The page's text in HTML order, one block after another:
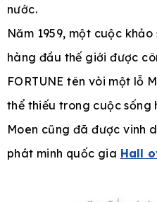
nước.
Năm 1959, một cuộc
hàng đầu thế giới được
FORTUNE tên vòi một lỗ
thể thiếu trong cuộc sống
Moen cũng đã được vinh
phát minh quốc gia Hall